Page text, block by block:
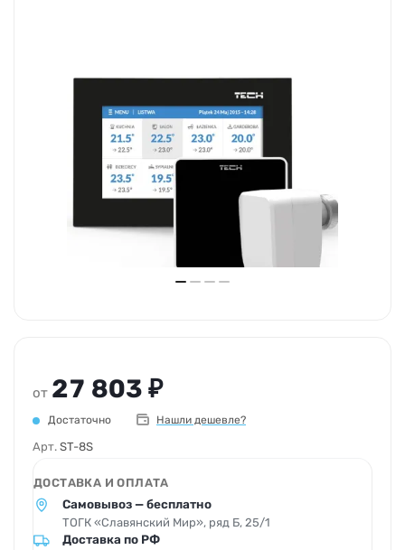
от 27 803 ₽
Достаточно Нашли дешевле?
Арт. ST-8S
ДОСТАВКА И ОПЛАТА
Самовывоз — бесплатно
ТОГК «Славянский Мир», ряд Б, 25/1
Доставка по РФ